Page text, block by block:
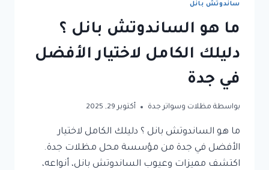
ساندوتش بانل
ما هو الساندوتش بانل ؟
دليلك الكامل لاختيار الأفضل
في جدة
بواسطة مظلات وسواتر جدة أكتوبر 29, 2025
ما هو الساندوتش بانل ؟ دليلك الكامل لاختيار
الأفضل في جدة من مؤسسة محل مظلات جدة.
اكتشف مميزات وعيوب الساندوتش بانل، أنواعه،